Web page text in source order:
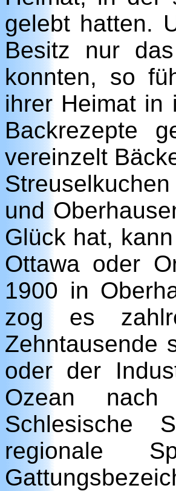
gelebt hatten.
Besitz nur
konnten, so
ihrer Heimat in
Backrezepte
vereinzelt
und
Glück hat,
Ottawa oder
1900 in
zog es
Zehntausende
oder der
Ozean
Schlesische
regionale